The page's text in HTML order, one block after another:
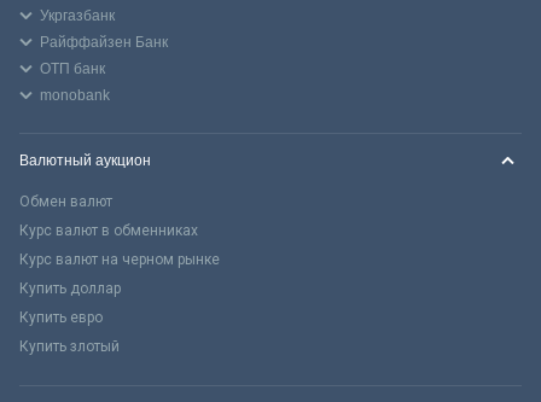
Укргазбанк
Райффайзен Банк
ОТП банк
monobank
Валютный аукцион
Обмен валют
Курс валют в обменниках
Курс валют на черном рынке
Купить доллар
Купить евро
Купить злотый